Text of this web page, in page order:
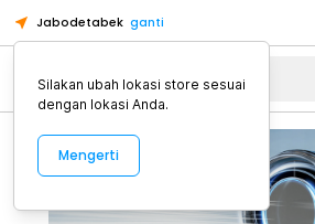
Jabodetabek ganti
Alat Kopi
Silakan ubah lokasi store sesuai
dengan lokasi Anda.
Mengerti